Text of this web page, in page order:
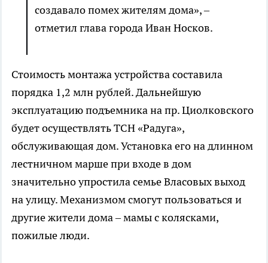
создавало помех жителям дома», –
отметил глава города Иван Носков.
Стоимость монтажа устройства составила
порядка 1,2 млн рублей. Дальнейшую
эксплуатацию подъемника на пр. Циолковского
будет осуществлять ТСН «Радуга»,
обслуживающая дом. Установка его на длинном
лестничном марше при входе в дом
значительно упростила семье Власовых выход
на улицу. Механизмом смогут пользоваться и
другие жители дома – мамы с колясками,
пожилые люди.